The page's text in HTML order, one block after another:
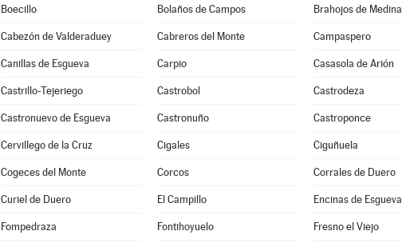
Boecillo Bolaños de Campos Brahojos de Medina
Cabezón de Valderaduey Cabreros del Monte Campaspero
Canillas de Esgueva Carpio Casasola de Arión
Castrillo-Tejeriego Castrobol Castrodeza
Castronuevo de Esgueva Castronuño Castroponce
Cervillego de la Cruz Cigales Ciguñuela
Cogeces del Monte Corcos Corrales de Duero
Curiel de Duero El Campillo Encinas de Esgueva
Fompedraza Fontihoyuelo Fresno el Viejo